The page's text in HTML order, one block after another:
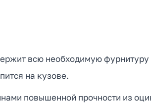
всю необходимую
на кузове.
повышенной прочности из